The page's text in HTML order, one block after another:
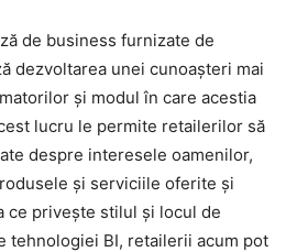
de business furnizate de
dezvoltarea unei cunoașteri mai
și modul în care acestia
lucru le permite retailerilor să
despre interesele oamenilor,
și serviciile oferite și
ce privește stilul și locul de
tehnologiei BI, retailerii acum pot